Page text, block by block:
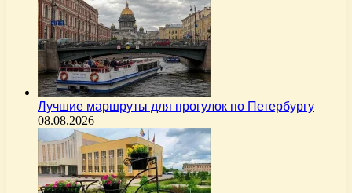
Лучшие маршруты для прогулок по Петербургу
08.08.2026